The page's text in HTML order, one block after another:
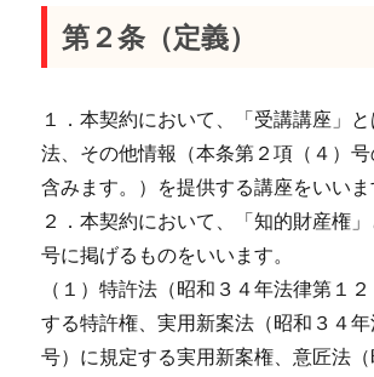
第２条（定義）
１．本契約において、「受講講座」
法、その他情報（本条第２項（４）
含みます。）を提供する講座をいいま
２．本契約において、「知的財産権
号に掲げるものをいいます。
（１）特許法（昭和３４年法律第１
する特許権、実用新案法（昭和３４年
号）に規定する実用新案権、意匠法